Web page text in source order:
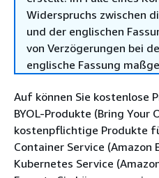
Widerspruchs zwischen
und der englischen
von Verzögerungen bei
englische Fassung
Auf können Sie kostenlose
BYOL-Produkte (Bring Your
kostenpflichtige Produkte
Container Service (Amazon
Kubernetes Service